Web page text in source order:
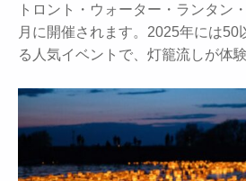
トロント・ウォーター・ランタン
月に開催されます。2025年には50
る人気イベントで、灯籠流しが体